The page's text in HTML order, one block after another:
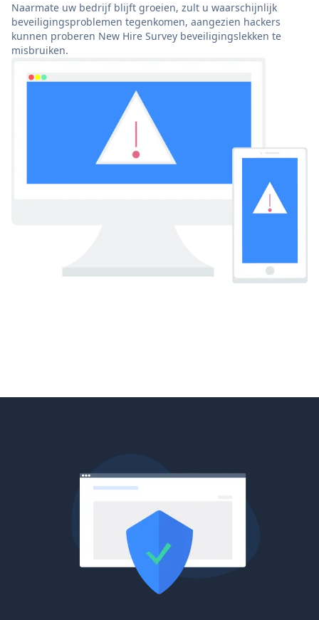
Naarmate uw bedrijf blijft groeien, zult u waarschijnlijk
beveiligingsproblemen tegenkomen, aangezien hackers
kunnen proberen New Hire Survey beveiligingslekken te
misbruiken.